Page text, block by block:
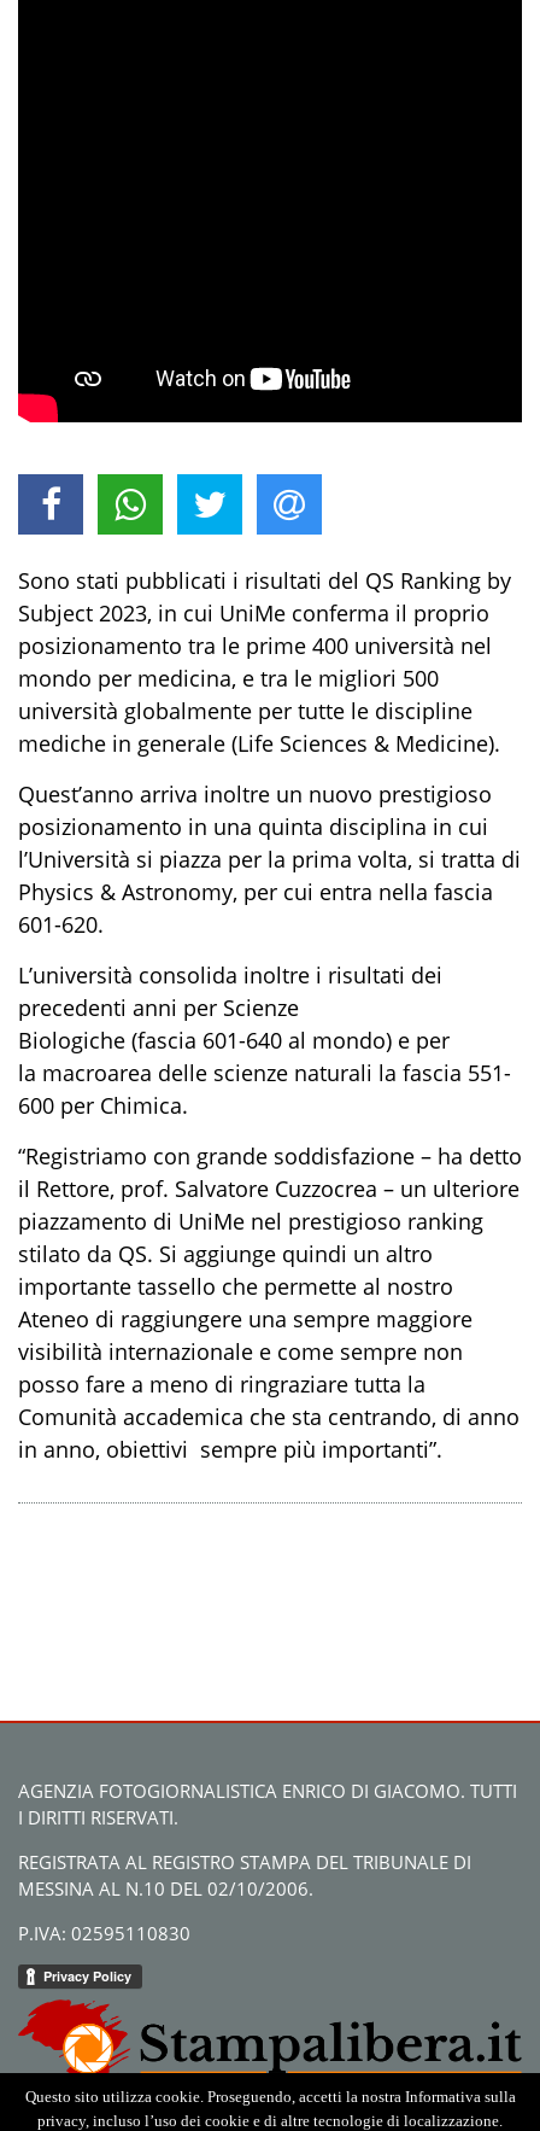
Sono stati pubblicati i risultati del QS Ranking by
Subject 2023, in cui UniMe conferma il proprio
posizionamento tra le prime 400 università nel
mondo per medicina, e tra le migliori 500
università globalmente per tutte le discipline
mediche in generale (Life Sciences & Medicine).
Quest’anno arriva inoltre un nuovo prestigioso
posizionamento in una quinta disciplina in cui
l’Università si piazza per la prima volta, si tratta di
Physics & Astronomy, per cui entra nella fascia
601-620.
L’università consolida inoltre i risultati dei
precedenti anni per Scienze
Biologiche (fascia 601-640 al mondo) e per
la macroarea delle scienze naturali la fascia 551-
600 per Chimica.
“Registriamo con grande soddisfazione – ha detto
il Rettore, prof. Salvatore Cuzzocrea – un ulteriore
piazzamento di UniMe nel prestigioso ranking
stilato da QS. Si aggiunge quindi un altro
importante tassello che permette al nostro
Ateneo di raggiungere una sempre maggiore
visibilità internazionale e come sempre non
posso fare a meno di ringraziare tutta la
Comunità accademica che sta centrando, di anno
in anno, obiettivi sempre più importanti”.
AGENZIA FOTOGIORNALISTICA ENRICO DI GIACOMO. TUTTI
I DIRITTI RISERVATI.
REGISTRATA AL REGISTRO STAMPA DEL TRIBUNALE DI
MESSINA AL N.10 DEL 02/10/2006.
P.IVA: 02595110830
Questo sito utilizza cookie. Proseguendo, accetti la nostra Informativa sulla
privacy, incluso l’uso dei cookie e di altre tecnologie di localizzazione.